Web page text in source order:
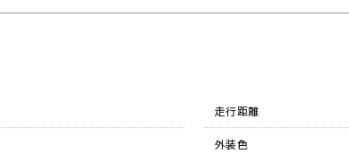
走行距離
外装色